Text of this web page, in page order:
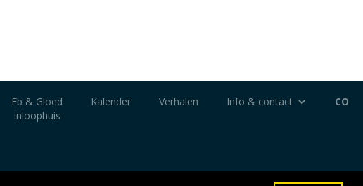
Eb & Gloed
inloophuis
Kalender Verhalen Info & contact CO